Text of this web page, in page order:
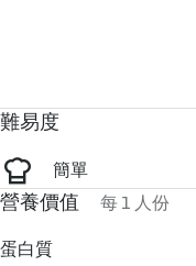
難易度
簡單
營養價值 每 1 人份
蛋白質